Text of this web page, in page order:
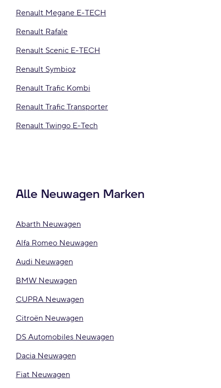
Renault Megane E-TECH
Renault Rafale
Renault Scenic E-TECH
Renault Symbioz
Renault Trafic Kombi
Renault Trafic Transporter
Renault Twingo E-Tech
Alle Neuwagen Marken
Abarth Neuwagen
Alfa Romeo Neuwagen
Audi Neuwagen
BMW Neuwagen
CUPRA Neuwagen
Citroën Neuwagen
DS Automobiles Neuwagen
Dacia Neuwagen
Fiat Neuwagen